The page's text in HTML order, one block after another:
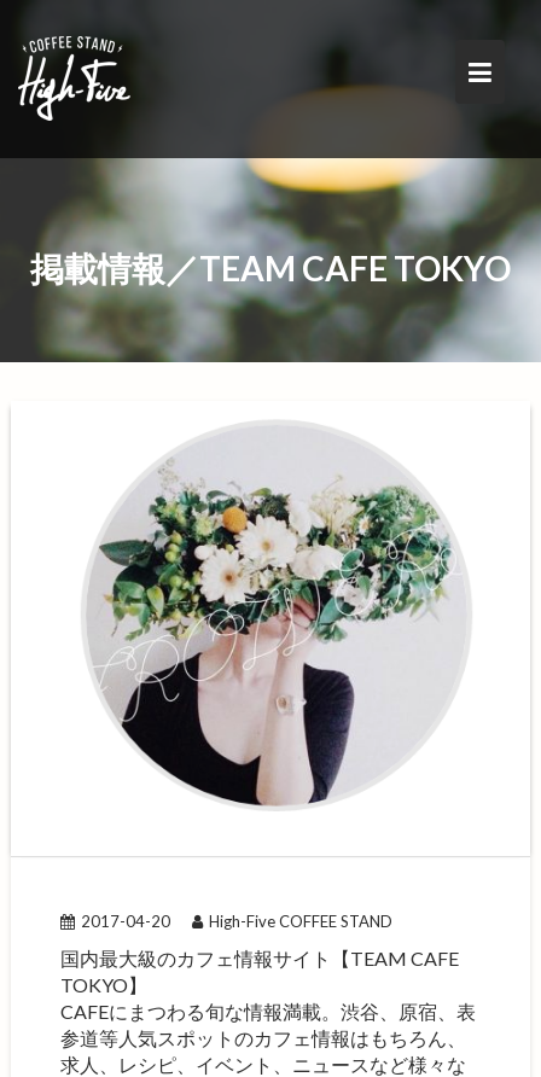
content
掲載情報／TEAM CAFE TOKYO
2017-04-20 High-Five COFFEE STAND
国内最大級のカフェ情報サイト【TEAM CAFE
TOKYO】
CAFEにまつわる旬な情報満載。渋谷、原宿、表
参道等人気スポットのカフェ情報はもちろん、
求人、レシピ、イベント、ニュースなど様々な